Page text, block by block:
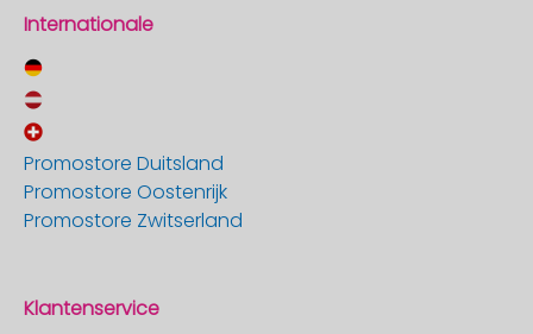
Internationale
Promostore Duitsland
Promostore Oostenrijk
Promostore Zwitserland
Klantenservice